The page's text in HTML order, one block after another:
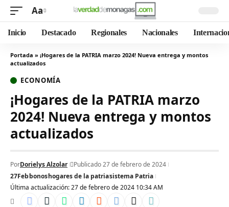
Aa
Inicio Destacado Regionales Nacionales
Portada » ¡Hogares de la PATRIA marzo 2024! Nueva entrega y montos
actualizados
ECONOMÍA
¡Hogares de la PATRIA marzo
2024! Nueva entrega y montos
actualizados
Última actualización: 27 de febrero de 2024 10:34 AM
PorDorielys Alzolar
Publicado 27 de febrero de 2024
27Febbonoshogares de la patriasistema Patria